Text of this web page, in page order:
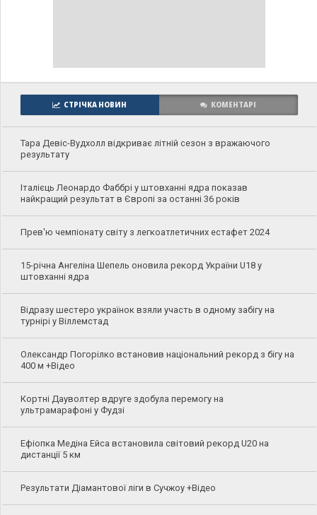
СТРІЧКА НОВИН КОМЕНТАРІ
Тара Девіс-Вудхолл відкриває літній сезон з вражаючого
результату
Італієць Леонардо Фаббрі у штовханні ядра показав
найкращий результат в Європі за останні 36 років
Прев'ю чемпіонату світу з легкоатлетичних естафет 2024
15-річна Ангеліна Шепель оновила рекорд України U18 у
штовханні ядра
Відразу шестеро українок взяли участь в одному забігу на
турнірі у Віллемстад
Олександр Погорілко встановив національний рекорд з бігу на
400 м +Відео
Кортні Дауволтер вдруге здобула перемогу на
ультрамарафоні у Фудзі
Ефіопка Медіна Ейса встановила світовий рекорд U20 на
дистанції 5 км
Результати Діамантової ліги в Сучжоу +Відео